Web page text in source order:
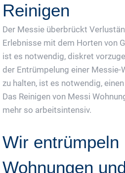
Reinigen
Der Messie überbrückt
Erlebnisse mit dem Horten von
ist es notwendig, diskret
der Entrümpelung einer Messie-
zu halten, ist es notwendig,
Das Reinigen von Messi
mehr so arbeitsintensiv.
Wir entrümpeln
Wohnungen